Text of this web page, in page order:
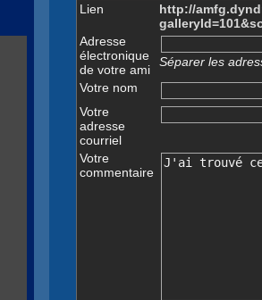
Lien
http://
Adresse
électronique
de votre ami
Séparer les
Votre nom
Votre
adresse
courriel
Votre
commentaire